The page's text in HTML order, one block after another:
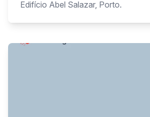
Edifício Abel Salazar, Porto.